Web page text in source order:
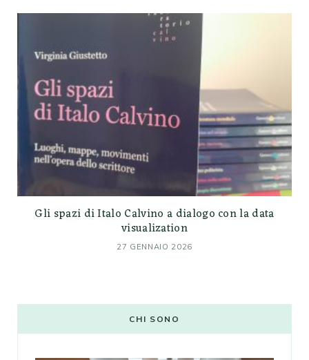
Gli spazi di Italo Calvino a dialogo con la data
visualization
27 GENNAIO 2026
CHI SONO